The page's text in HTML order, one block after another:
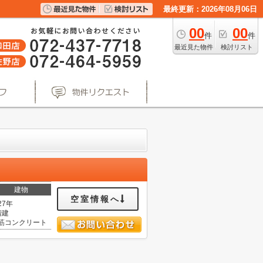
最終更新：2026年08月06日
00件
最近見た物件
00件
検討リスト
建物
年
建
コンクリート
空室情報へ